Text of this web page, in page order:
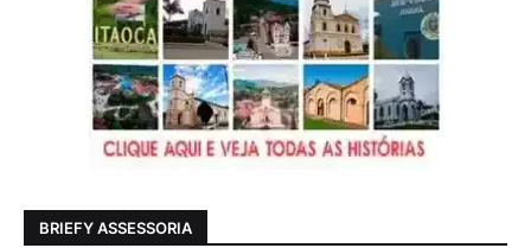
BRIEFY ASSESSORIA